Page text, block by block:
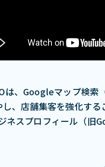
は、Googleマップ検索
し、店舗集客を強化す
ネスプロフィール（旧